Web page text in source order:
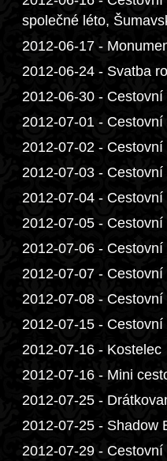
společné léto,
2012-06-17 -
2012-06-24 - Svatba
2012-06-30 -
2012-07-01 -
2012-07-02 -
2012-07-03 -
2012-07-04 -
2012-07-05 -
2012-07-06 -
2012-07-07 -
2012-07-08 -
2012-07-15 -
2012-07-16 - Kostelec
2012-07-16 - Mini
2012-07-25 -
2012-07-25 - Shadow
2012-07-29 -